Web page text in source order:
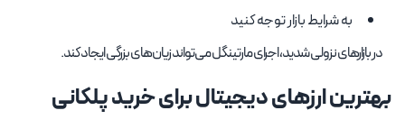
به شرایط بازار توجه کنید
در بازارهای نزولی شدید، اجرای مارتینگل می‌تواند زیان‌های بزرگی ایجاد کند.
بهترین ارزهای دیجیتال برای خرید پلکانی